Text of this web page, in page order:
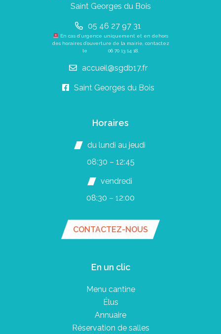
Saint Georges du Bois
05 46 27 97 31
En cas d’urgence uniquement et en dehors
des horaires d’ouverture de la mairie, contactez
le 06 70 13 14 18
accueil@sgdb17.fr
Saint Georges du Bois
Horaires
du lundi au jeudi
08:30 – 12:45
vendredi
08:30 – 12:00
CONTACTEZ-NOUS
En un clic
Menu cantine
Élus
Annuaire
Réservation de salles